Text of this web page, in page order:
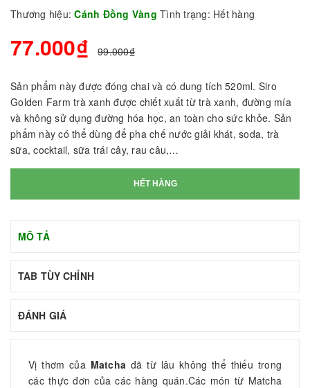
Thương hiệu: Cánh Đồng Vàng Tình trạng: Hết hàng
77.000₫ 99.000₫
Sản phẩm này được đóng chai và có dung tích 520ml. Siro
Golden Farm trà xanh được chiết xuất từ trà xanh, đường mía
và không sử dụng đường hóa học, an toàn cho sức khỏe. Sản
phẩm này có thể dùng để pha chế nước giải khát, soda, trà
sữa, cocktail, sữa trái cây, rau câu,…
HẾT HÀNG
MÔ TẢ
TAB TÙY CHỈNH
ĐÁNH GIÁ
Vị thơm của Matcha đã từ lâu không thể thiếu trong
các thực đơn của các hàng quán.Các món từ Matcha